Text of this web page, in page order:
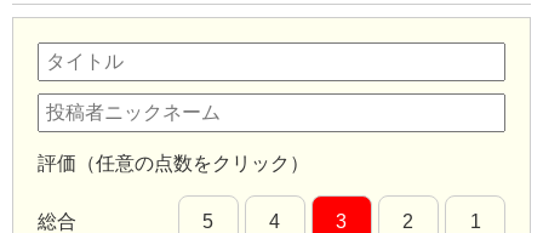
評価（任意の点数をクリック）
総合 5 4 3 2 1